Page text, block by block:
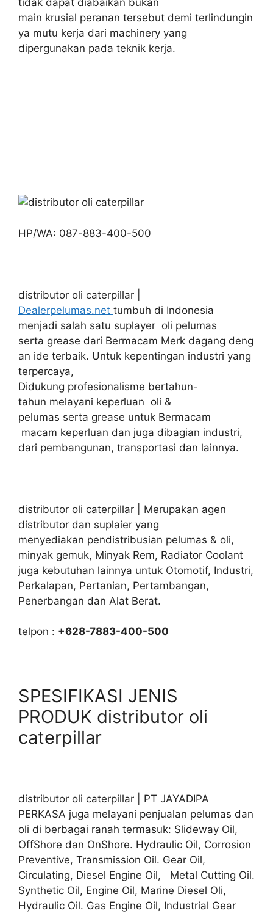
main krusial peranan tersebut demi terlindungin
ya mutu kerja dari machinery yang
dipergunakan pada teknik kerja.
HP/WA: 087-883-400-500
distributor oli caterpillar |
Dealerpelumas.net tumbuh di Indonesia
menjadi salah satu suplayer oli pelumas
serta grease dari Bermacam Merk dagang deng
an ide terbaik. Untuk kepentingan industri yang
terpercaya,
Didukung profesionalisme bertahun-
tahun melayani keperluan oli &
pelumas serta grease untuk Bermacam
macam keperluan dan juga dibagian industri,
dari pembangunan, transportasi dan lainnya.
distributor oli caterpillar | Merupakan agen
distributor dan suplaier yang
menyediakan pendistribusian pelumas & oli,
minyak gemuk, Minyak Rem, Radiator Coolant
juga kebutuhan lainnya untuk Otomotif, Industri,
Perkalapan, Pertanian, Pertambangan,
Penerbangan dan Alat Berat.
telpon : +628-7883-400-500
SPESIFIKASI JENIS
PRODUK distributor oli
caterpillar
distributor oli caterpillar | PT JAYADIPA
PERKASA juga melayani penjualan pelumas dan
oli di berbagai ranah termasuk: Slideway Oil,
OffShore dan OnShore. Hydraulic Oil, Corrosion
Preventive, Transmission Oil. Gear Oil,
Circulating, Diesel Engine Oil, Metal Cutting Oil.
Synthetic Oil, Engine Oil, Marine Diesel Oli,
Hydraulic Oil. Gas Engine Oil, Industrial Gear